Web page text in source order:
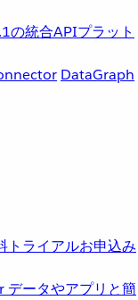
の統合APIプラット
DataGraph
ライアルお申込み
データやアプリと簡